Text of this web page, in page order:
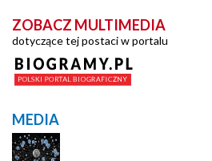
ZOBACZ MULTIMEDIA
dotyczące tej postaci w portalu
MEDIA